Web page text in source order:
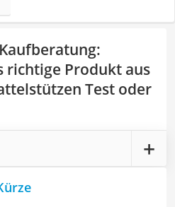
:
richtige Produkt aus
Test oder